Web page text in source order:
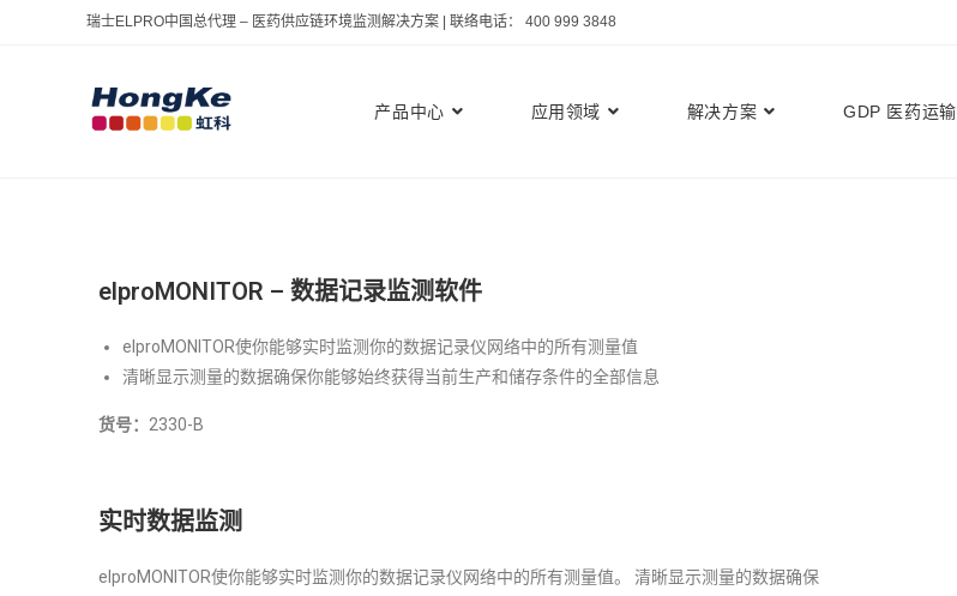
瑞士ELPRO中国总代理 – 医药供应链环境监测解决方案 | 联络电话： 400 999 3848
产品中心 应用领域 解决方案 GDP 医药运输
elproMONITOR – 数据记录监测软件
elproMONITOR使你能够实时监测你的数据记录仪网络中的所有测量值
清晰显示测量的数据确保你能够始终获得当前生产和储存条件的全部信息
货号： 2330-B
实时数据监测
elproMONITOR使你能够实时监测你的数据记录仪网络中的所有测量值。 清晰显示测量的数据确保